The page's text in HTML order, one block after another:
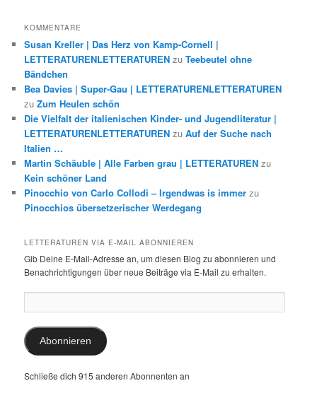
KOMMENTARE
Susan Kreller | Das Herz von Kamp-Cornell |
LETTERATURENLETTERATUREN zuTeebeutel ohne
Bändchen
Bea Davies | Super-Gau | LETTERATURENLETTERATUREN
zuZum Heulen schön
Die Vielfalt der italienischen Kinder- und Jugendliteratur |
LETTERATURENLETTERATUREN zuAuf der Suche nach
Italien …
Martin Schäuble | Alle Farben grau | LETTERATUREN zu
Kein schöner Land
Pinocchio von Carlo Collodi – Irgendwas is immer zu
Pinocchios übersetzerischer Werdegang
LETTERATUREN VIA E-MAIL ABONNIEREN
Gib Deine E-Mail-Adresse an, um diesen Blog zu abonnieren und
Benachrichtigungen über neue Beiträge via E-Mail zu erhalten.
Mail-
Adresse:
Abonnieren
Schließe dich 915 anderen Abonnenten an